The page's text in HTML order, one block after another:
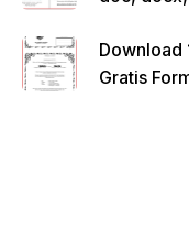
Download
Gratis